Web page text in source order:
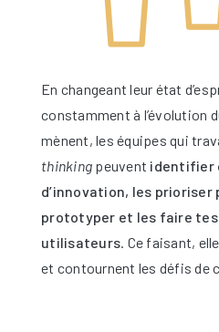
En changeant leur état
constamment à l’évolution
mènent, les équipes qui
thinking peuvent identifier
d’innovation, les prioriser
prototyper et les faire
utilisateurs. Ce faisant,
et contournent les défis de